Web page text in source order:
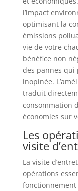
l’impact
optimisant la
émissions
vie de votre
bénéfice non
des pannes qui
inopinée.
traduit
consommation
économies sur
Les
visite
La visite
opérations
fonctionnement